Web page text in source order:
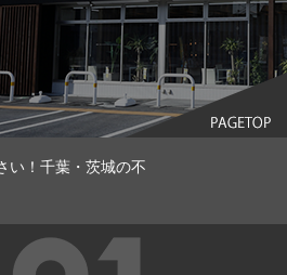
い！千葉・茨城の不